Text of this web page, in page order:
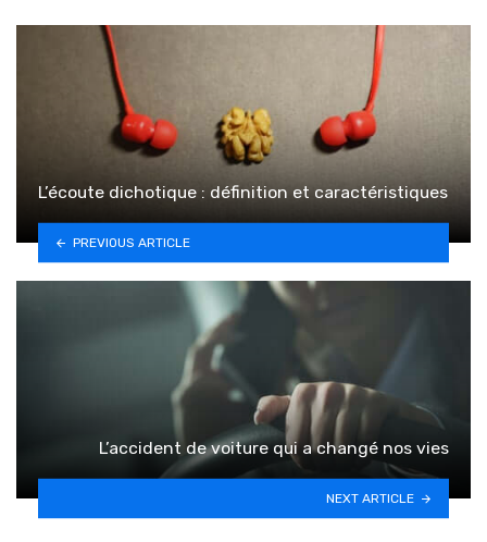
L’écoute dichotique : définition et caractéristiques
PREVIOUS ARTICLE
L’accident de voiture qui a changé nos vies
NEXT ARTICLE